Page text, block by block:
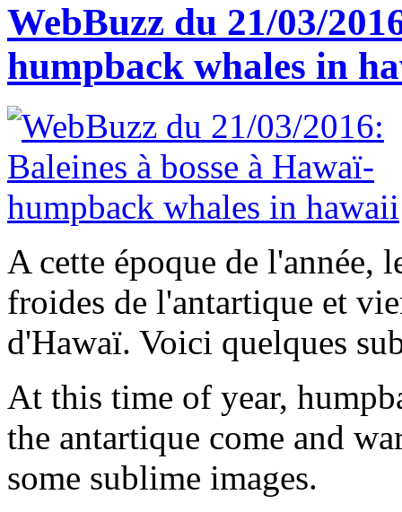
WebBuzz du 21/03/
humpback whales in
A cette époque de l'année,
froides de l'antartique et
d'Hawaï. Voici quelques
At this time of year,
the antartique come and
some sublime images.